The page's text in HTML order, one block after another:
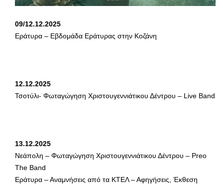
09/12.12.2025
Εράτυρα – Εβδομάδα Εράτυρας στην Κοζάνη
12.12.2025
Τσοτύλι- Φωταγώγηση Χριστουγεννιάτικου Δέντρου – Live Band
13.12.2025
Νεάπολη – Φωταγώγηση Χριστουγεννιάτικου Δέντρου – Preo
The Band
Εράτυρα – Αναμνήσεις από τα ΚΤΕΛ – Αφηγήσεις, Έκθεση